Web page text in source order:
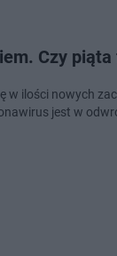
Czy piąta
w ilości nowych
jest w